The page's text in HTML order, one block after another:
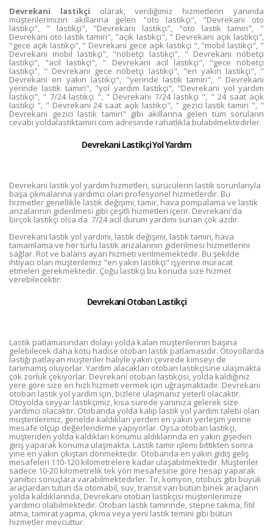
Devrekani lastikçi olarak, verdiğimiz hizmetlerin yanında
müşterilerimizin akıllarına gelen "oto lastikçi", "Devrekani oto
lastikçi", " lastikçi", "Devrekani lastikçi", "oto lastik tamiri", "
Devrekani oto lastik tamiri", "açık lastikçi", " Devrekani açık lastikçi",
"gece açık lastikçi", " Devrekani gece açık lastikçi ", "mobil lastikçi", "
Devrekani mobil lastikçi", "nöbetçi lastikçi", " Devrekani nöbetçi
lastikçi", "acil lastikçi", " Devrekani acil lastikçi", "gece nöbetçi
lastikçi", " Devrekani gece nöbetçi lastikçi", "en yakın lastikçi", "
Devrekani en yakın lastikçi", "yerinde lastik tamiri", " Devrekani
yerinde lastik tamiri", "yol yardım lastikçi", "Devrekani yol yardım
lastikçi", " 7/24 lastikçi ", " Devrekani 7/24 lastikçi ", " 24 saat açık
lastikçi ", " Devrekani 24 saat açık lastikçi", " gezici lastik tamiri ", "
Devrekani gezici lastik tamiri" gibi akıllarına gelen tüm soruların
cevabı yoldalastiktamiri.com adresinde rahatlıkla bulabilmektedirler.
Devrekani Lastikçi Yol Yardım
Devrekani lastik yol yardım hizmetleri, sürücülerin lastik sorunlarıyla
başa çıkmalarına yardımcı olan profesyonel hizmetlerdir. Bu
hizmetler genellikle lastik değişimi, tamir, hava pompalama ve lastik
arızalarının giderilmesi gibi çeşitli hizmetleri içerir. Devrekani'da
birçok lastikçi olsa da 7/24 acil durum yardımı sunan çok azdır.
Devrekani lastik yol yardımı, lastik değişimi, lastik tamiri, hava
tamamlama ve her türlü lastik arızalarının giderilmesi hizmetlerini
sağlar. Rot ve balans ayarı hizmeti verilmemektedir. Bu şekilde
ihtiyacı olan müşterilemiz "en yakın lastikçi" işyerine müracat
etmeleri gerekmektedir. Çoğu lastikçi bu konuda size hizmet
verebilecektir.
Devrekani Otoban Lastikçi
Lastik patlamasından dolayı yolda kalan müşterilerinin başına
gelebilecek daha kötü hadise otoban lastik patlamasıdır. Otoyollarda
lastiği patlayan müşteriler haliyle yakın çevrede kimseyi de
tanımamış oluyorlar. Yardım alacakları otoban lastikçisine ulaşmakta
çok zorluk çekiyorlar. Devrekani otoban lastikçisi, yolda kaldığınız
yere göre size en hızlı hizmeti vermek için uğraşmaktadır. Devrekani
otoban lastik yol yardım için, bizlere ulaşmanız yeterli olacaktır.
Otoyolda seyyar lastikçimiz, kısa sürede yanınıza gelerek size
yardımcı olacaktır. Otobanda yolda kalıp lastik yol yardım talebi olan
müşterilerimiz, genelde kaldıkları yerden en yakın yerleşim yerine
mesafe ölçüp değerlendirme yapıyorlar. Oysa otoban lastikçi,
müşteriden yolda kaldıkları konumu aldıklarında en yakın gişeden
giriş yaparak konuma ulaşmakta. Lastik tamir işlemi bittikten sonra
yine en yakın çıkıştan dönmektedir. Otobanda en yakın gidiş geliş
mesafeleri 110-120 kilometrelere kadar ulaşabilmektedir. Müşteriler
sadece 10-20 kilometrelik tek yön mesafesine göre hesap yaparak
yanıltıcı sonuçlara varabilmektedirler. Tır, komyon, otobüs gibi büyük
araçlardan tutun da otomabil, suv, transit vari bütün binek araçların
yolda kaldıklarında, Devrekani otoban lastikçisi müşterilerimize
yardımcı olabilmektedir. Otoban lastik tamirinde, stepne takma, fitil
atma, tamirat yapma, çıkma veya yeni lastik temini gibi bütün
hizmetler mevcuttur.